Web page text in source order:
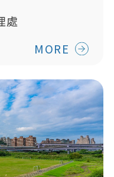
處
MORE